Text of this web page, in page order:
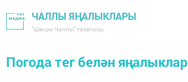
ЧАЛЛЫ ЯҢАЛЫКЛАРЫ
"Шәһри Чаллы" газетасы
Погода тег белән яңалыклар